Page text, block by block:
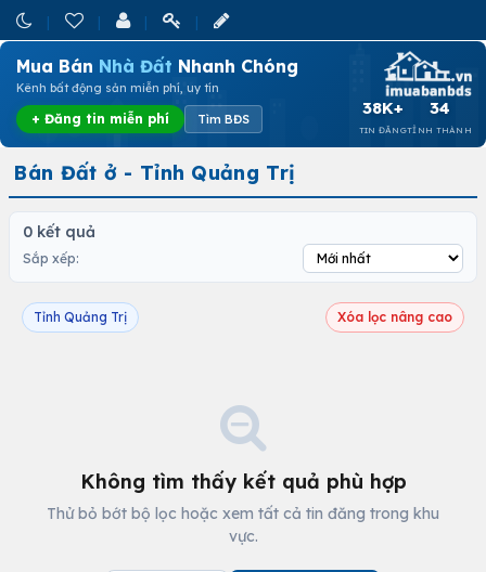
Mua Bán Nhà Đất Nhanh Chóng
Kênh bất động sản miễn phí, uy tín
+ Đăng tin miễn phí Tìm BĐS
38K+
TIN ĐĂNG
34
TỈNH THÀNH
Bán Đất ở - Tỉnh Quảng Trị
0 kết quả
Sắp xếp:
Tỉnh Quảng Trị Xóa lọc nâng cao
Không tìm thấy kết quả phù hợp
Thử bỏ bớt bộ lọc hoặc xem tất cả tin đăng trong khu
vực.